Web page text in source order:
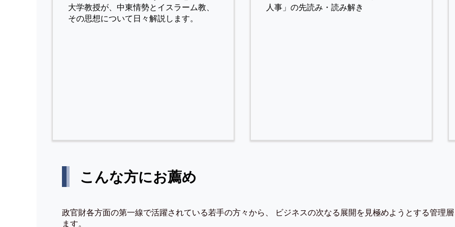
⼤学教授が、中東情勢とイスラーム教、
その思想について⽇々解説します。
人事」の先読み・読み解き
こんな方にお薦め
政官財各方面の第一線で活躍されている若手の方々から、 ビジネスの次なる展開を見極めようとする管理
ます。